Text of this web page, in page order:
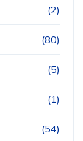
(2)
(80)
(5)
(1)
(54)